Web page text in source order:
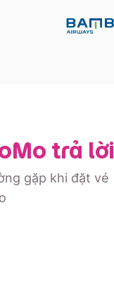
trả lời
gặp khi đặt vé